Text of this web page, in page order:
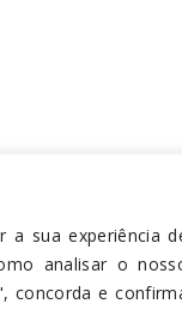
a sua experiência
analisar o
concorda e